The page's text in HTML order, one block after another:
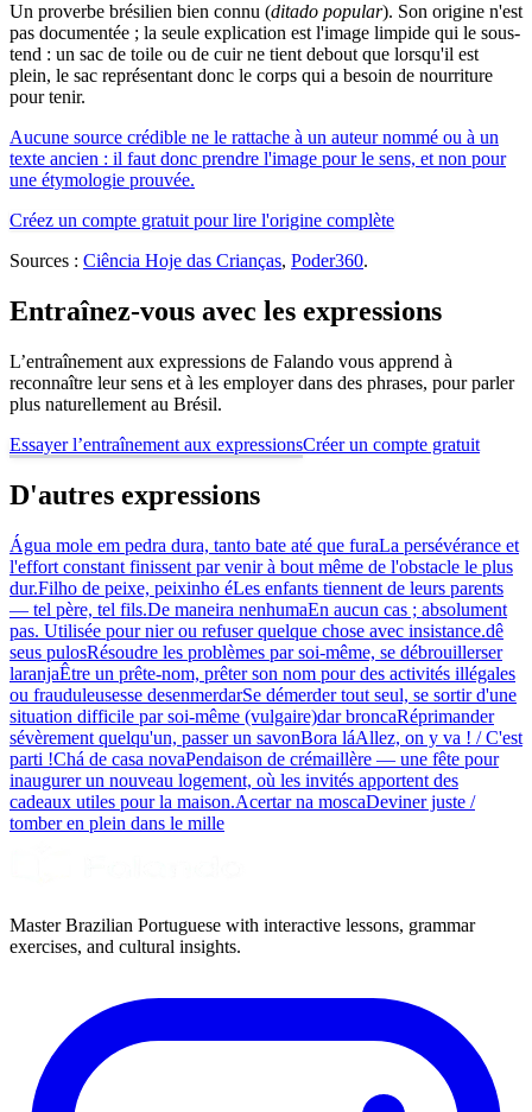
Un proverbe brésilien bien connu (ditado popular). Son origine n'est
pas documentée ; la seule explication est l'image limpide qui le sous-
tend : un sac de toile ou de cuir ne tient debout que lorsqu'il est
plein, le sac représentant donc le corps qui a besoin de nourriture
pour tenir.
Aucune source crédible ne le rattache à un auteur nommé ou à un
texte ancien : il faut donc prendre l'image pour le sens, et non pour
une étymologie prouvée.
Créez un compte gratuit pour lire l'origine complète
Sources : Ciência Hoje das Crianças, Poder360.
Entraînez-vous avec les expressions
L’entraînement aux expressions de Falando vous apprend à
reconnaître leur sens et à les employer dans des phrases, pour parler
plus naturellement au Brésil.
Essayer l’entraînement aux expressionsCréer un compte gratuit
D'autres expressions
Água mole em pedra dura, tanto bate até que furaLa persévérance et
l'effort constant finissent par venir à bout même de l'obstacle le plus
dur.Filho de peixe, peixinho éLes enfants tiennent de leurs parents
— tel père, tel fils.De maneira nenhumaEn aucun cas ; absolument
pas. Utilisée pour nier ou refuser quelque chose avec insistance.dê
seus pulosRésoudre les problèmes par soi-même, se débrouillerser
laranjaÊtre un prête-nom, prêter son nom pour des activités illégales
ou frauduleusesse desenmerdarSe démerder tout seul, se sortir d'une
situation difficile par soi-même (vulgaire)dar broncaRéprimander
sévèrement quelqu'un, passer un savonBora láAllez, on y va ! / C'est
parti !Chá de casa novaPendaison de crémaillère — une fête pour
inaugurer un nouveau logement, où les invités apportent des
cadeaux utiles pour la maison.Acertar na moscaDeviner juste /
tomber en plein dans le mille
Master Brazilian Portuguese with interactive lessons, grammar
exercises, and cultural insights.